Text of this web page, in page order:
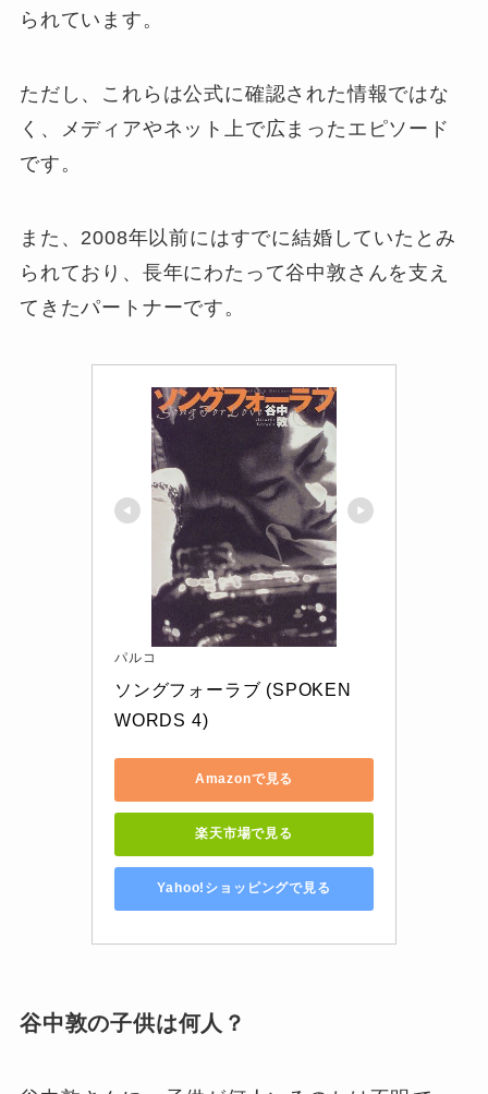
られています。
ただし、これらは公式に確認された情報ではな
く、メディアやネット上で広まったエピソード
です。
また、2008年以前にはすでに結婚していたとみ
られており、長年にわたって谷中敦さんを支え
てきたパートナーです。
パルコ
ソングフォーラブ (SPOKEN
WORDS 4)
Amazonで見る
楽天市場で見る
Yahoo!ショッピングで見る
谷中敦の子供は何人？